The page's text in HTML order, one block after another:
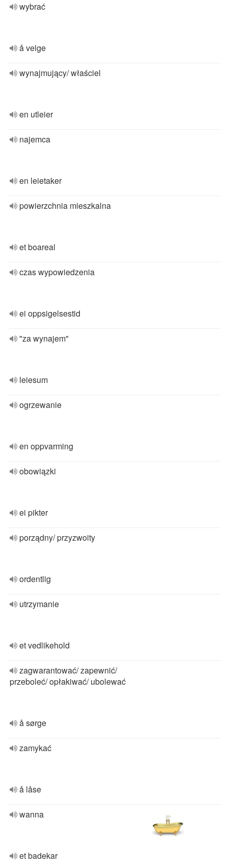
wybrać
å velge
wynajmujący/ właściel
en utleier
najemca
en leietaker
powierzchnia mieszkalna
et boareal
czas wypowiedzenia
ei oppsigelsestid
"za wynajem"
leiesum
ogrzewanie
en oppvarming
obowiązki
ei pikter
porządny/ przyzwoity
ordentlig
utrzymanie
et vedlikehold
zagwarantować/ zapewnić/
przeboleć/ opłakiwać/ ubolewać
å sørge
zamykać
å låse
wanna
et badekar